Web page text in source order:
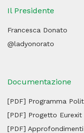
Il Presidente
Francesca Donato
@ladyonorato
Documentazione
[PDF] Programma
[PDF] Progetto Eurexit
[PDF] Approfondimenti